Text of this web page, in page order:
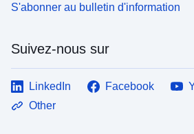
S'abonner au bulletin d'information
Suivez-nous sur
LinkedIn Facebook
Other